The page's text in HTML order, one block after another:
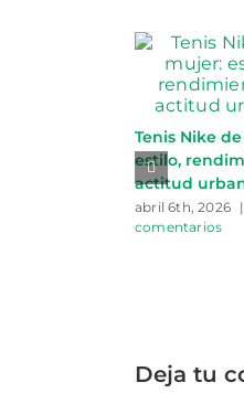
Tenis Nike
estilo,
actitud
abril 6th, 2026 |
comentarios
Deja tu